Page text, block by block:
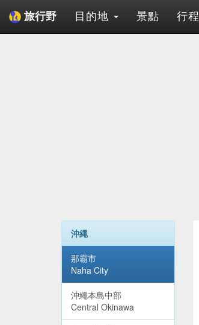
旅行野 目的地 景點 行程
沖繩
那霸市
Naha City
沖繩本島中部
Central Okinawa